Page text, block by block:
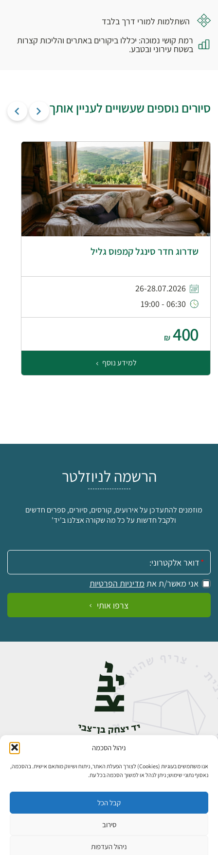
ניהול הסכמה
אנו משתמשים בעוגיות (Cookies) לצורך הפעלת האתר, ניתוח ושיווק מותאם אישית. בהסכמה,
נאסוף נתוני שימוש; ניתן לנהל או למשוך הסכמה בכל עת.
קבל הכל
סירוב
ניהול העדפות
השתלמות למורי דרך בלבד
רמת קושי נמוכה: יכללו ביקורים באתרים והליכות קצרות
בשטח עירוני ובטבע.
סיורים נוספים שעשויים לעניין אותך
שדרוג חדר סינגל קמפוס גליל
26-28.07.2026
06:30 - 19:00
400
₪
למידע נוסף
הרשמה לניוזלטר
מוזמנים להתעדכן על אירועים, קורסים, סיורים, ספרים חדשים
ולקבל חדשות על כל מה שקורה אצלנו ב'יד'
אימייל:
אני מאשר/ת את מדיניות הפרטיות
צרפו אותי
אבן גבירול 14, רחביה, ירושלים
פיתוח אתרים